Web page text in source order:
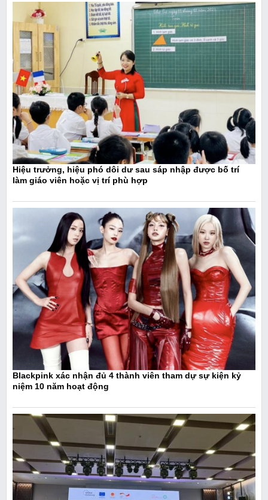
Hiệu trưởng, hiệu phó dôi dư sau sáp nhập được bố trí
làm giáo viên hoặc vị trí phù hợp
Blackpink xác nhận đủ 4 thành viên tham dự sự kiện kỷ
niệm 10 năm hoạt động